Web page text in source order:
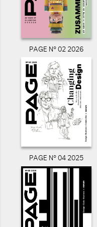
PAGE N° 02 2026
PAGE N° 04 2025